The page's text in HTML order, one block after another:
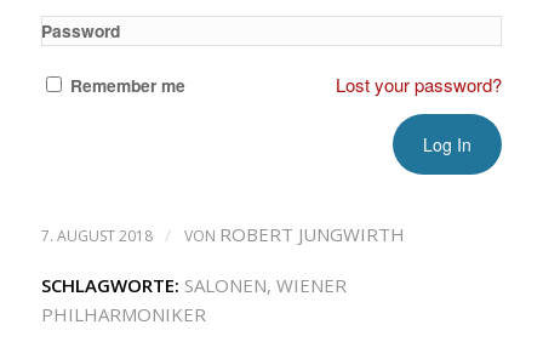
Password
Remember me Lost your password?
7. AUGUST 2018 / VON ROBERT JUNGWIRTH
SCHLAGWORTE: SALONEN, WIENER
PHILHARMONIKER